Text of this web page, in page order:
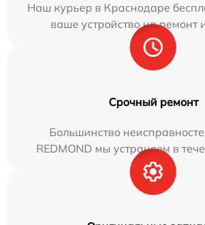
Наш курьер в Краснодаре
ваше устройство на ремонт
Срочный ремонт
Большинство
REDMOND мы устраняем в